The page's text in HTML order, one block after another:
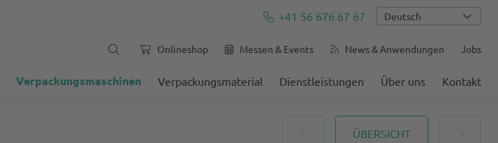
+41 56 676 67 67 Deutsch
Onlineshop Messen & Events News & Anwendungen Jobs
Verpackungsmaschinen Verpackungsmaterial Dienstleistungen Über uns Kontakt
ÜBERSICHT